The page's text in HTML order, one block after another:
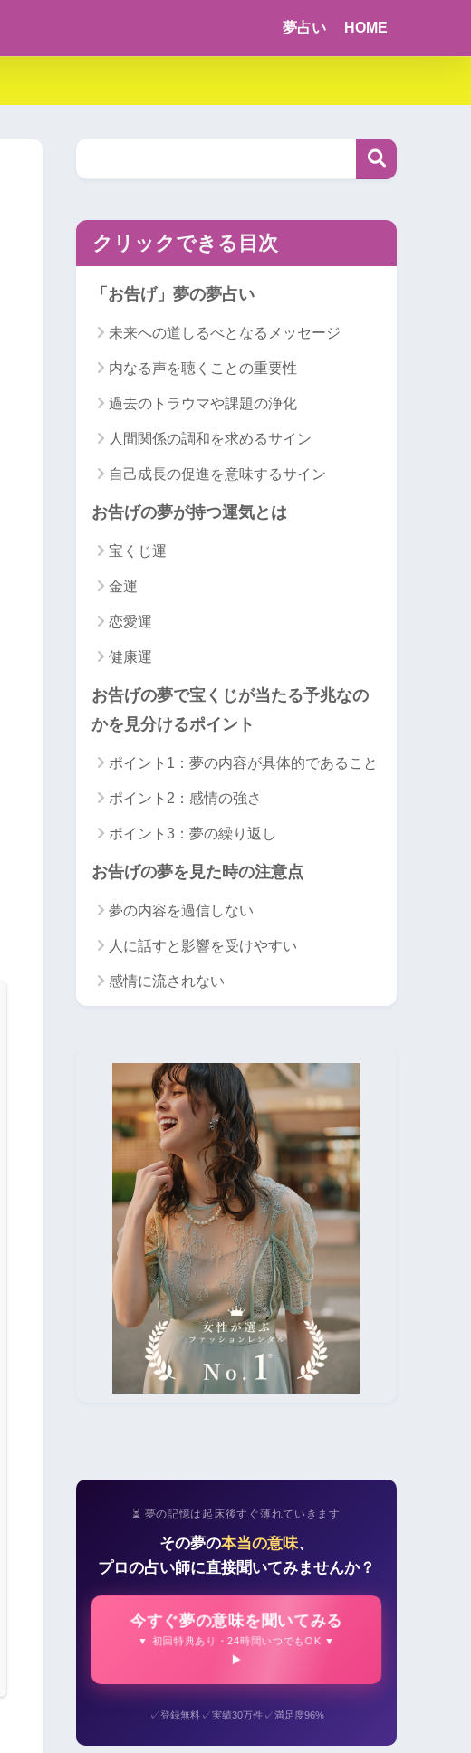
夢占い HOME
クリックできる目次
「お告げ」夢の夢占い
未来への道しるべとなるメッセージ
内なる声を聴くことの重要性
過去のトラウマや課題の浄化
人間関係の調和を求めるサイン
自己成長の促進を意味するサイン
お告げの夢が持つ運気とは
宝くじ運
金運
恋愛運
健康運
お告げの夢で宝くじが当たる予兆なの
かを見分けるポイント
ポイント1：夢の内容が具体的であること
ポイント2：感情の強さ
ポイント3：夢の繰り返し
お告げの夢を見た時の注意点
夢の内容を過信しない
人に話すと影響を受けやすい
感情に流されない
⏳ 夢の記憶は起床後すぐ薄れていきます
その夢の本当の意味、
プロの占い師に直接聞いてみませんか？
今すぐ夢の意味を聞いてみる
▼ 初回特典あり・24時間いつでもOK ▼
✓登録無料 ✓実績30万件 ✓満足度96%